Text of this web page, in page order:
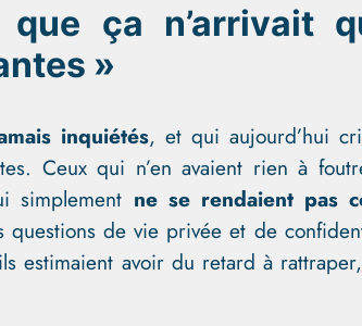
ça n’arrivait
»
inquiétés, et qui aujourd’hui
Ceux qui n’en avaient rien à
simplement ne se rendaient pas
de vie privée et de
estimaient avoir du retard à